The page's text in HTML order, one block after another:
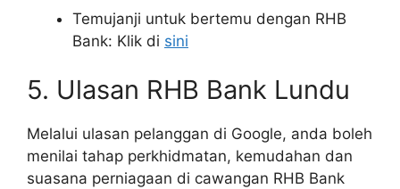
Temujanji untuk bertemu dengan RHB
Bank: Klik di sini
5. Ulasan RHB Bank Lundu
Melalui ulasan pelanggan di Google, anda boleh
menilai tahap perkhidmatan, kemudahan dan
suasana perniagaan di cawangan RHB Bank